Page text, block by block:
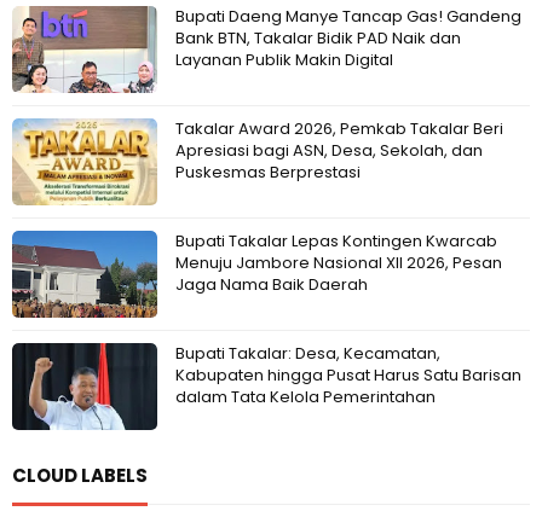
Bupati Daeng Manye Tancap Gas! Gandeng
Bank BTN, Takalar Bidik PAD Naik dan
Layanan Publik Makin Digital
Takalar Award 2026, Pemkab Takalar Beri
Apresiasi bagi ASN, Desa, Sekolah, dan
Puskesmas Berprestasi
Bupati Takalar Lepas Kontingen Kwarcab
Menuju Jambore Nasional XII 2026, Pesan
Jaga Nama Baik Daerah
Bupati Takalar: Desa, Kecamatan,
Kabupaten hingga Pusat Harus Satu Barisan
dalam Tata Kelola Pemerintahan
CLOUD LABELS